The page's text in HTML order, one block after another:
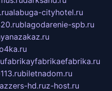
alabuga-cityhotel.ru
blagodarenie-spb.ru
fabrikayfabrikaefabrika.ru
biletnadom.ru
hd.ruz-host.ru